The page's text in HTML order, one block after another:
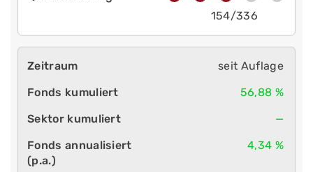
154/336
seit Auflage
56,88 %
—
4,34 %